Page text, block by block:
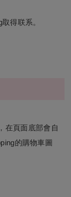
得联系。
在頁面底部會自
的購物車圖